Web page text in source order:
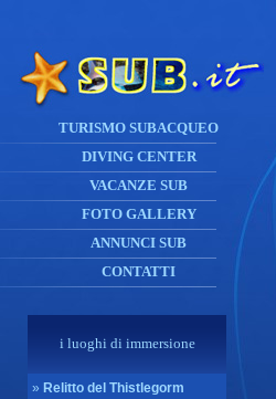
TURISMO SUBACQUEO
DIVING CENTER
VACANZE SUB
FOTO GALLERY
ANNUNCI SUB
CONTATTI
i luoghi di immersione
» Relitto del Thistlegorm